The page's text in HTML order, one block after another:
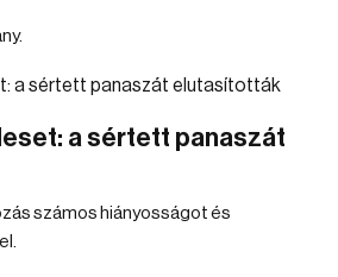
a sértett panaszát
számos hiányosságot és